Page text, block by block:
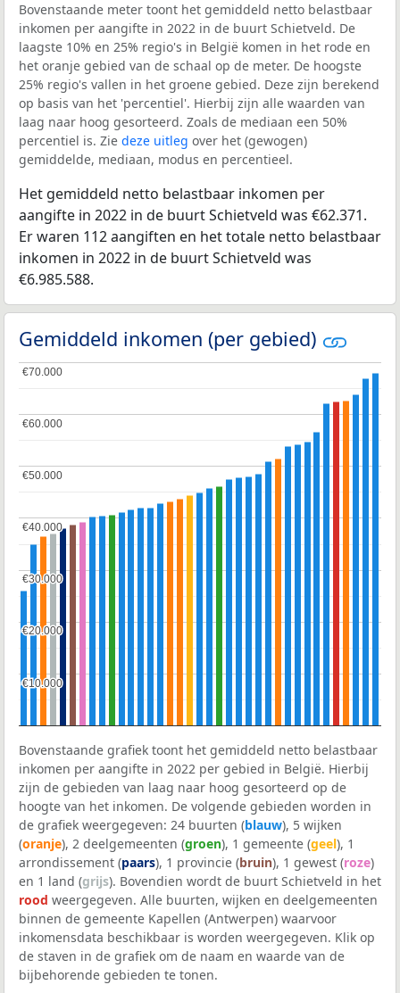
Bovenstaande meter toont het gemiddeld netto belastbaar
inkomen per aangifte in 2022 in de buurt Schietveld. De
laagste 10% en 25% regio's in België komen in het rode en
het oranje gebied van de schaal op de meter. De hoogste
25% regio's vallen in het groene gebied. Deze zijn berekend
op basis van het 'percentiel'. Hierbij zijn alle waarden van
laag naar hoog gesorteerd. Zoals de mediaan een 50%
percentiel is. Zie deze uitleg over het (gewogen)
gemiddelde, mediaan, modus en percentieel.
Het gemiddeld netto belastbaar inkomen per
aangifte in 2022 in de buurt Schietveld was €62.371.
Er waren 112 aangiften en het totale netto belastbaar
inkomen in 2022 in de buurt Schietveld was
€6.985.588.
Gemiddeld inkomen (per gebied)
€10.000
€10.000
€20.000
€20.000
€30.000
€30.000
€40.000
€40.000
€50.000
€50.000
€60.000
€60.000
€70.000
€70.000
Bovenstaande grafiek toont het gemiddeld netto belastbaar
inkomen per aangifte in 2022 per gebied in België. Hierbij
zijn de gebieden van laag naar hoog gesorteerd op de
hoogte van het inkomen. De volgende gebieden worden in
de grafiek weergegeven: 24 buurten (blauw), 5 wijken
(oranje), 2 deelgemeenten (groen), 1 gemeente (geel), 1
arrondissement (paars), 1 provincie (bruin), 1 gewest (roze)
en 1 land (grijs). Bovendien wordt de buurt Schietveld in het
rood weergegeven. Alle buurten, wijken en deelgemeenten
binnen de gemeente Kapellen (Antwerpen) waarvoor
inkomensdata beschikbaar is worden weergegeven. Klik op
de staven in de grafiek om de naam en waarde van de
bijbehorende gebieden te tonen.